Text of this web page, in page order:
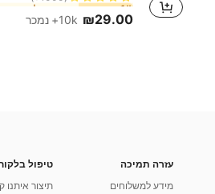
(1000+)(1000+)
1# רבי מכר
ב אריג חולצות
₪29.00 10k+ נמכר
עזרה תמיכה
מידע למשלוחים
טיפול
תיצור איתנו